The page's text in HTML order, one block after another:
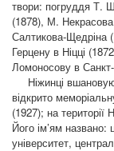
твори: погруддя Т.
(1878), М.
Салтикова-Щедріна
Герцену в Ніцці
Ломоносову в Санкт-
Ніжинці
відкрито
(1927); на
Його ім’ям
університет,